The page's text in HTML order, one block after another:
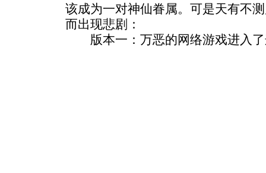
该成为一对神仙眷属。可是天有不
而出现悲剧：
版本一：万恶的网络游戏进入了